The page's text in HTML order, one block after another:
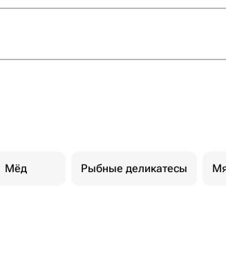
Мёд Рыбные деликатесы